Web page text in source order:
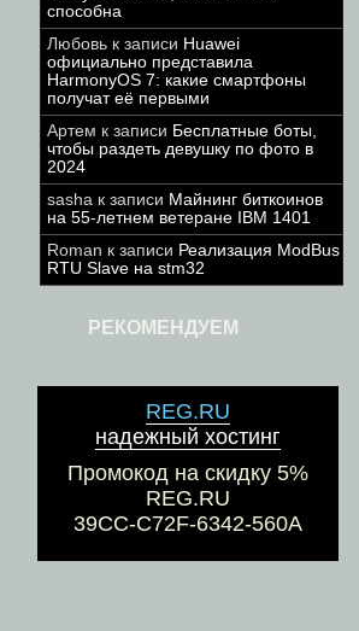
способна
Любовь к записи Huawei
официально представила
HarmonyOS 7: какие смартфоны
получат её первыми
Артем к записи Бесплатные боты,
чтобы раздеть девушку по фото в
2024
sasha к записи Майнинг биткоинов
на 55-летнем ветеране IBM 1401
Roman к записи Реализация ModBus
RTU Slave на stm32
РЕКОМЕНДУЕМ
REG.RU
надежный хостинг
Промокод на скидку 5%
REG.RU
39CC-C72F-6342-560A